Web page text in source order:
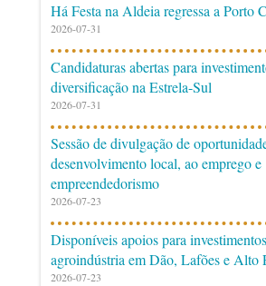
Há Festa na Aldeia regressa a Porto
2026-07-31
Candidaturas abertas para
diversificação na Estrela-Sul
2026-07-31
Sessão de divulgação de
desenvolvimento local, ao emprego e
empreendedorismo
2026-07-23
Disponíveis apoios para
agroindústria em Dão, Lafões e Alto
2026-07-23